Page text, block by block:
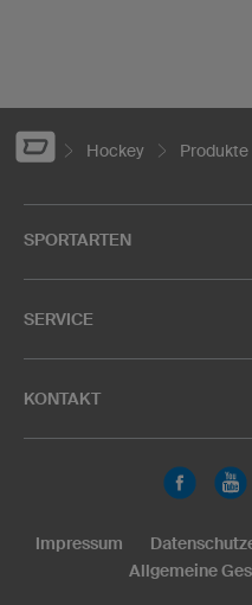
Hockey Produkte
SPORTARTEN
SERVICE
KONTAKT
Impressum
Allgemeine